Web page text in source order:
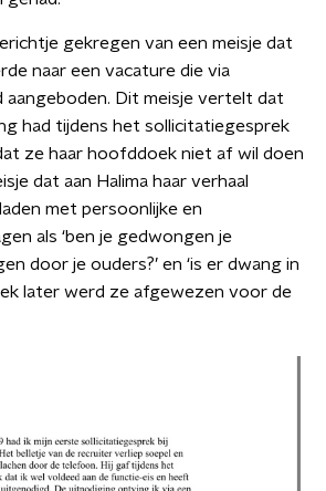
gekregen van een meisje dat
naar een vacature die via
aangeboden. Dit meisje vertelt dat
had tijdens het sollicitatiegesprek
ze haar hoofddoek niet af wil doen
dat aan Halima haar verhaal
met persoonlijke en
als ‘ben je gedwongen je
door je ouders?’ en ‘is er dwang in
later werd ze afgewezen voor de